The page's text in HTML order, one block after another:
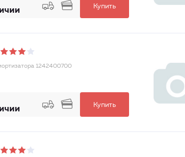
Купить
1242400700
Купить